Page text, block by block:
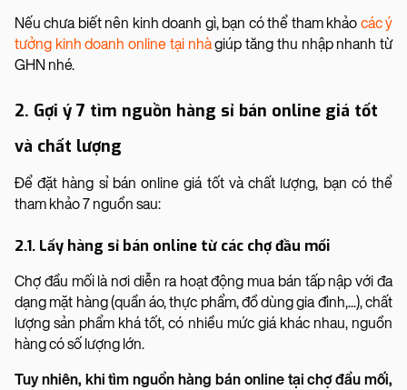
Nếu chưa biết nên kinh doanh gì, bạn có thể tham khảo các ý
tưởng kinh doanh online tại nhàgiúp tăng thu nhập nhanh từ
GHN nhé.
2. Gợi ý 7 tìm nguồn hàng sỉ bán online giá tốt
và chất lượng
Để đặt hàng sỉ bán online giá tốt và chất lượng, bạn có thể
tham khảo 7 nguồn sau:
2.1. Lấy hàng sỉ bán online từ các chợ đầu mối
Chợ đầu mối là nơi diễn ra hoạt động mua bán tấp nập với đa
dạng mặt hàng (quần áo, thực phẩm, đồ dùng gia đình,...), chất
lượng sản phẩm khá tốt, có nhiều mức giá khác nhau, nguồn
hàng có số lượng lớn.
Tuy nhiên, khi tìm nguồn hàng bán online tại chợ đầu mối,